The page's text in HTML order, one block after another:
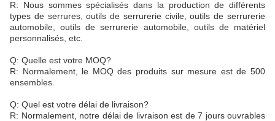
R: Nous sommes spécialisés dans la production de différents
types de serrures, outils de serrurerie civile, outils de serrurerie
automobile, outils de serrurerie automobile, outils de matériel
personnalisés, etc.
Q: Quelle est votre MOQ?
R: Normalement, le MOQ des produits sur mesure est de 500
ensembles.
Q: Quel est votre délai de livraison?
R: Normalement, notre délai de livraison est de 7 jours ouvrables